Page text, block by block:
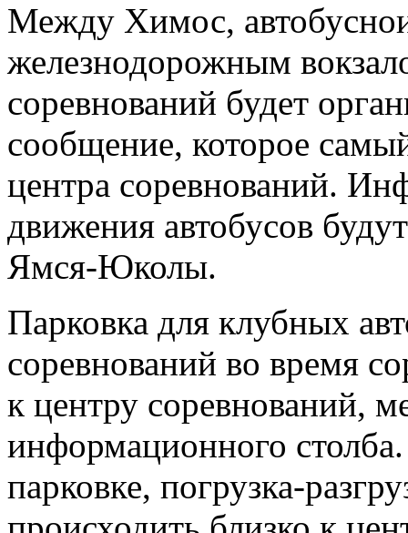
Между Химос,
железнодорожным
соревнований будет
сообщение, которое
центра соревнований.
движения автобусов
Ямся-Юколы.
Парковка для клубных
соревнований во время
к центру соревнований,
информационного
парковке, погрузка-